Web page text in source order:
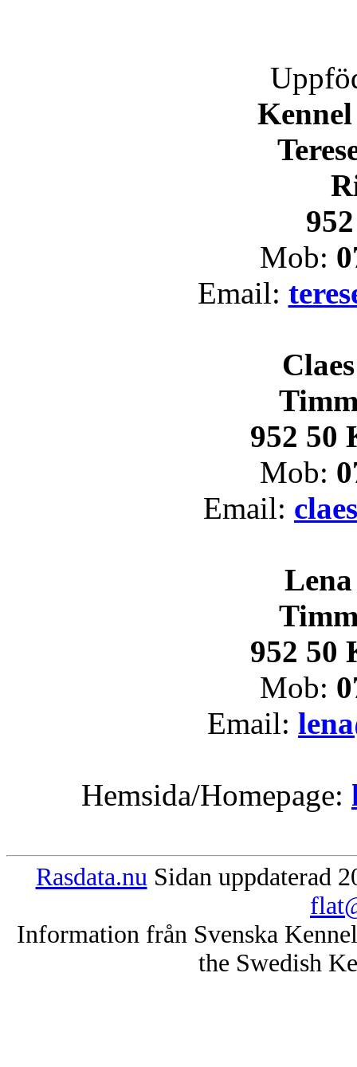
Mob:
Email:
952 50
Mob:
Email:
952 50
Mob:
Email:
Hemsida/Homepage:
Rasdata.nu Sidan uppdaterad
Information från Svenska
the Swedish